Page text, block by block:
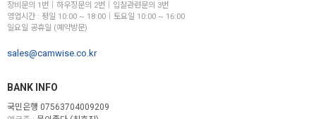
장비문의 1번│하우징문의 2번│입찰관련문의 3번
영업시간 : 평일 10:00 ~ 18:00│토요일 10:00 ~ 16:00
일요일 공휴일 (예약방문)
sales@camwise.co.kr
BANK INFO
국민은행 07563704009209